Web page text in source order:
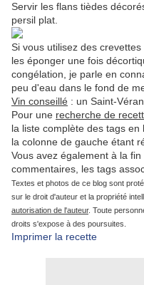
Servir les flans tièdes
persil plat.
Si vous utilisez des
les éponger une fois
congélation, je parle en
peu d'eau dans le fond de
Vin conseillé : un Saint-
Pour une recherche de
la liste complète des tags
la colonne de gauche étant
Vous avez également à la
commentaires, les tags
Textes et photos de ce blog sont
sur le droit d'auteur et la propriété
autorisation de l'auteur. Toute
droits s'expose à des poursuites.
Imprimer la recette